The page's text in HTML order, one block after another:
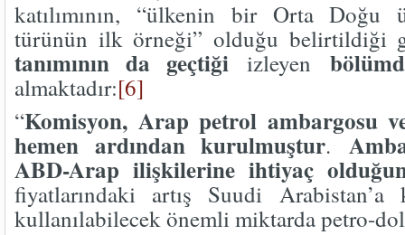
katılımının, “ülkenin bir Orta Doğu
türünün ilk örneği” olduğu belirtildiği
tanımının da geçtiği izleyen
almaktadır:[6]
“Komisyon, Arap petrol ambargosu
hemen ardından kurulmuştur.
ABD-Arap ilişkilerine ihtiyaç
fiyatlarındaki artış Suudi Arabistan’a
kullanılabilecek önemli miktarda petro-